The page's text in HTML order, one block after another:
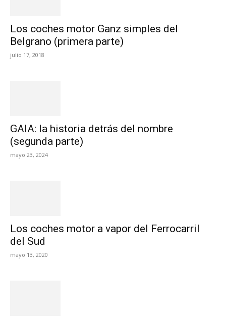
Los coches motor Ganz simples del
Belgrano (primera parte)
julio 17, 2018
GAIA: la historia detrás del nombre
(segunda parte)
mayo 23, 2024
Los coches motor a vapor del Ferrocarril
del Sud
mayo 13, 2020